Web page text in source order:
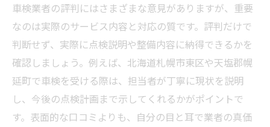
車検業者の評判にはさまざまな意見がありますが、重要
なのは実際のサービス内容と対応の質です。評判だけで
判断せず、実際に点検説明や整備内容に納得できるかを
確認しましょう。例えば、北海道札幌市東区や天塩郡幌
延町で車検を受ける際は、担当者が丁寧に現状を説明
し、今後の点検計画まで示してくれるかがポイントで
す。表面的な口コミよりも、自分の目と耳で業者の真価